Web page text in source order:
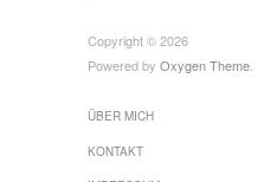
Copyright © 2026
Powered by Oxygen Theme.
ÜBER MICH
KONTAKT